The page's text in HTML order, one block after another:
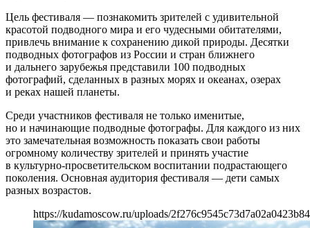
Цель фестиваля — познакомить зрителей с удивительной
красотой подводного мира и его чудесными обитателями,
привлечь внимание к сохранению дикой природы. Десятки
подводных фотографов из России и стран ближнего
и дальнего зарубежья представили 100 подводных
фотографий, сделанных в разных морях и океанах, озерах
и реках нашей планеты.
Среди участников фестиваля не только именитые,
но и начинающие подводные фотографы. Для каждого из них
это замечательная возможность показать свои работы
огромному количеству зрителей и принять участие
в культурно-просветительском воспитании подрастающего
поколения. Основная аудитория фестиваля — дети самых
разных возрастов.
https://kudamoscow.ru/uploads/